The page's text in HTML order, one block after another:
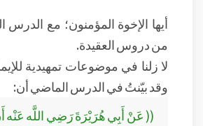
أيها الإخوة المؤمنون؛ مع الدرس
من دروس العقيدة.
لا زلنا في موضوعات تمهيدية
وقد بيّنتُ في الدرس الماضي أن:
(( عَنْ أَبِي هُرَيْرَةَ رَضِي اللَّه عَنْه